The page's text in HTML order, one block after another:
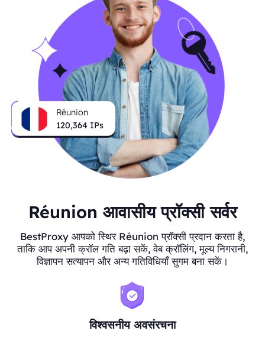
Réunion
120,364 IPs
Réunion आवासीय प्रॉक्सी सर्वर
BestProxy आपको स्थिर Réunion प्रॉक्सी प्रदान करता है,
ताकि आप अपनी क्रॉल गति बढ़ा सकें, वेब क्रॉलिंग, मूल्य निगरानी,
विज्ञापन सत्यापन और अन्य गतिविधियाँ सुगम बना सकें।
विश्वसनीय अवसंरचना